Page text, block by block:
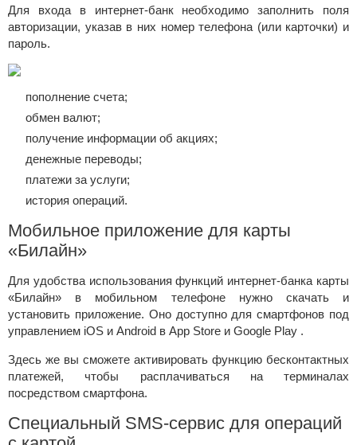
Для входа в интернет-банк необходимо заполнить поля
авторизации, указав в них номер телефона (или карточки) и
пароль.
пополнение счета;
обмен валют;
получение информации об акциях;
денежные переводы;
платежи за услуги;
история операций.
Мобильное приложение для карты
«Билайн»
Для удобства использования функций интернет-банка карты
«Билайн» в мобильном телефоне нужно скачать и
установить приложение. Оно доступно для смартфонов под
управлением iOS и Android в App Store и Google Play .
Здесь же вы сможете активировать функцию бесконтактных
платежей, чтобы расплачиваться на терминалах
посредством смартфона.
Специальный SMS-сервис для операций